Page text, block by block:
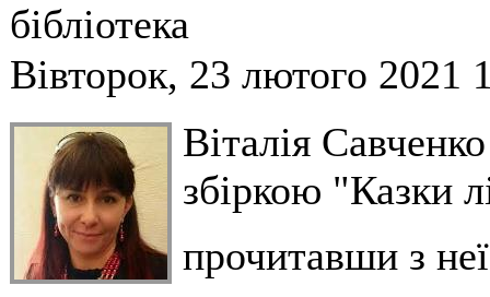
бібліотека
Вівторок, 23 лютого 2021
Віталія
збіркою "Казки
прочитавши з